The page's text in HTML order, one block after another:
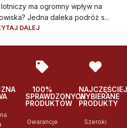
ma ogromny wpływ na
Jedna daleka podróż s...
DALEJ
100%
SPRAWDZONYCH
PRODUKTÓW
Gwarancje
NAJCZĘŚCIEJ
WYBIERANE
PRODUKTY
Szeroki